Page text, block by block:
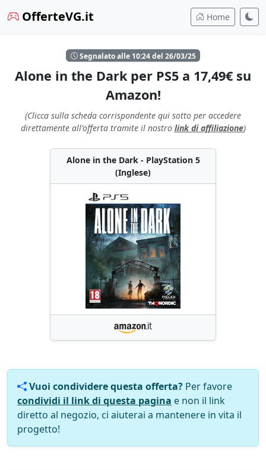
OfferteVG.it Home
Segnalato alle 10:24 del 26/03/25
Alone in the Dark per PS5 a 17,49€ su
Amazon!
(Clicca sulla scheda corrispondente qui sotto per accedere
direttamente all'offerta tramite il nostro link di affiliazione)
Alone in the Dark - PlayStation 5
(Inglese)
Vuoi condividere questa offerta? Per favore
condividi il link di questa pagina e non il link
diretto al negozio, ci aiuterai a mantenere in vita il
progetto!